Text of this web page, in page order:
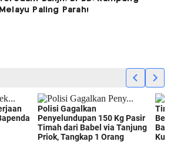
Melayu Paling Parah!